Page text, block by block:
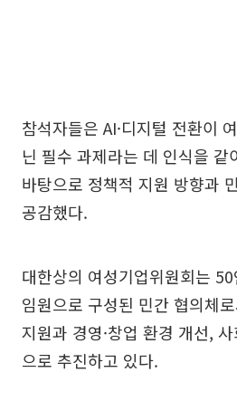
참석자들은 AI·디지털 전환이
닌 필수 과제라는 데 인식을 같
바탕으로 정책적 지원 방향과
공감했다.
대한상의 여성기업위원회는
임원으로 구성된 민간 협의체
지원과 경영·창업 환경 개선,
으로 추진하고 있다.